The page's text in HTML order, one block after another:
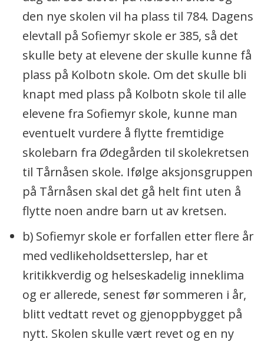
den nye skolen vil ha plass til 784. Dagens
elevtall på Sofiemyr skole er 385, så det
skulle bety at elevene der skulle kunne få
plass på Kolbotn skole. Om det skulle bli
knapt med plass på Kolbotn skole til alle
elevene fra Sofiemyr skole, kunne man
eventuelt vurdere å flytte fremtidige
skolebarn fra Ødegården til skolekretsen
til Tårnåsen skole. Ifølge aksjonsgruppen
på Tårnåsen skal det gå helt fint uten å
flytte noen andre barn ut av kretsen.
b) Sofiemyr skole er forfallen etter flere år
med vedlikeholdsetterslep, har et
kritikkverdig og helseskadelig inneklima
og er allerede, senest før sommeren i år,
blitt vedtatt revet og gjenoppbygget på
nytt. Skolen skulle vært revet og en ny